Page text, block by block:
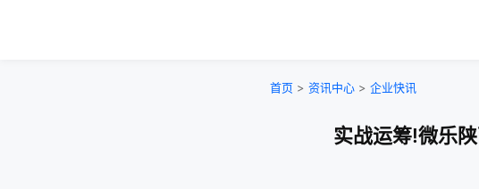
首页 > 资讯中心 > 企业快讯
实战运筹!微乐